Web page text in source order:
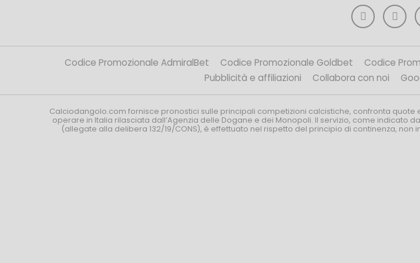
Codice Promozionale AdmiralBet Codice Promozionale Goldbet Codice
Pubblicità e affiliazioni
Collabora con noi
Calciodangolo.com fornisce pronostici sulle principali competizioni calcistiche, confronta
operare in Italia rilasciata dall’Agenzia delle Dogane e dei Monopoli. Il servizio, come indicato
(allegate alla delibera 132/19/CONS), è effettuato nel rispetto del principio di continenza,